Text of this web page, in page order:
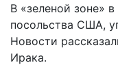
В «зеленой зоне»
посольства США,
Новости
Ирака.